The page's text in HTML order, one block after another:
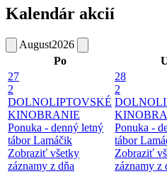
Kalendár akcií
August2026
Po
27
2
DOLNOLIPTOVSKÉ
KINOBRANIE
Ponuka - denný letný
tábor Lamáčik
Zobraziť všetky
záznamy z dňa
28
2
Ponuka -
tábor
Zobraziť
záznamy z